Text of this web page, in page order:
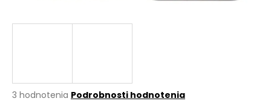
Priemerné
3 hodnotenia Podrobnosti hodnotenia
j
?